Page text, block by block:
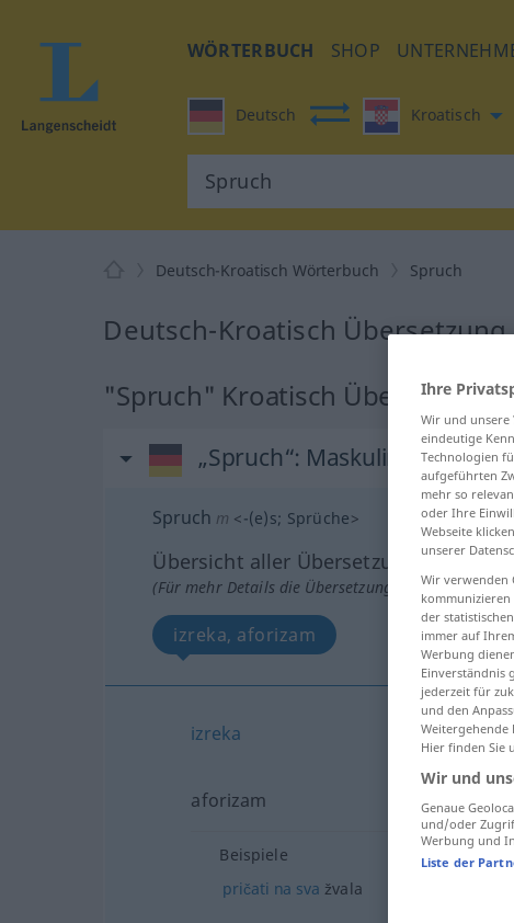
WÖRTERBUCH SHOP
Deutsch Kroatisch
Deutsch-Kroatisch Wörterbuch Spruch
Deutsch-Kroatisch
"Spruch" Kroatisch Übersetzung
„Spruch“: Maskulinum
Spruch m <-(e)s; Sprüche>
Übersicht aller Übersetzungen
(Für mehr Details die Übersetzung anklicken/
izreka, aforizam
izreka
aforizam
Beispiele
pričati na sva žvala
Ihre
Wir und unsere
eindeutige
Technologien
aufgeführten
mehr so
oder Ihre
Webseite
unserer
Wir verwenden
der
immer auf
Werbung
Einverständnis
jederzeit für
und den
Weitergehende
Hier finden Sie
Wir und
Genaue
und/oder
Werbung und
Liste der